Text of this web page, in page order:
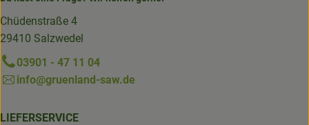
Chüdenstraße 4
29410 Salzwedel
03901 - 47 11 04
info@gruenland-saw.de
LIEFERSERVICE